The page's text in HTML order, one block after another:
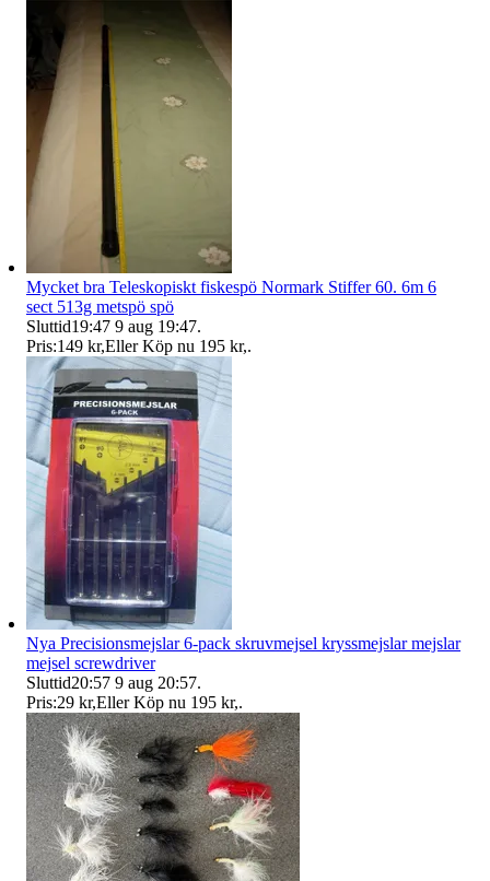
Mycket bra Teleskopiskt fiskespö Normark Stiffer 60. 6m 6
sect 513g metspö spö
Sluttid19:47 9 aug 19:47.
Pris:149 kr,Eller Köp nu 195 kr,.
Nya Precisionsmejslar 6-pack skruvmejsel kryssmejslar mejslar
mejsel screwdriver
Sluttid20:57 9 aug 20:57.
Pris:29 kr,Eller Köp nu 195 kr,.